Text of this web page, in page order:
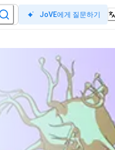
JoVE에게 질문하기